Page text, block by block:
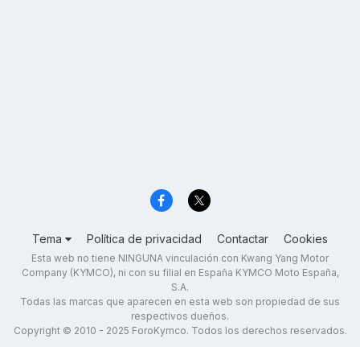
Tema Política de privacidad Contactar Cookies
Esta web no tiene NINGUNA vinculación con Kwang Yang Motor
Company (KYMCO), ni con su filial en España KYMCO Moto España,
S.A.
Todas las marcas que aparecen en esta web son propiedad de sus
respectivos dueños.
Copyright © 2010 - 2025 ForoKymco. Todos los derechos reservados.